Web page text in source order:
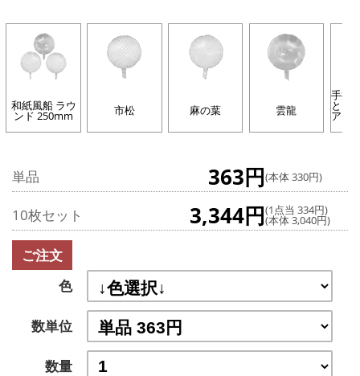
和紙風船 ラウ
ンド 250mm 市松 麻の葉 雲龍
手描
と内
アレ
単品 363円(本体 330円)
10枚セット 3,344円(1点当 334円)
(本体 3,040円)
ご注文
色
数単位
数量